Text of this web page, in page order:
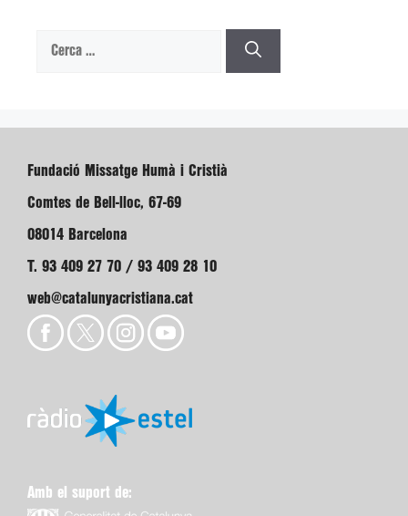
Cerca:
Fundació Missatge Humà i Cristià
Comtes de Bell-lloc, 67-69
08014 Barcelona
T. 93 409 27 70 / 93 409 28 10
web@catalunyacristiana.cat
Amb el suport de: